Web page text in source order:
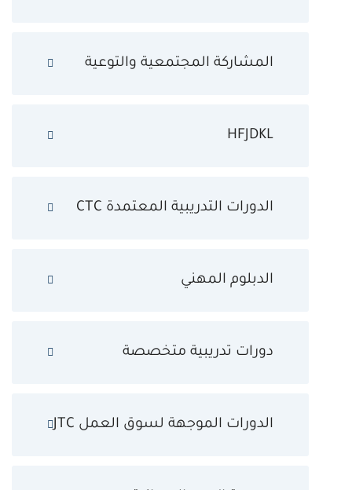
المشاركة المجتمعية والتوعية
HFJDKL
الدورات التدريبية المعتمدة CTC
الدبلوم المهني
دورات تدريبية متخصصة
الدورات الموجهة لسوق العمل JTC